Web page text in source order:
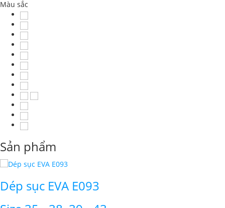
Màu sắc
Sản phẩm
Dép sục EVA E093